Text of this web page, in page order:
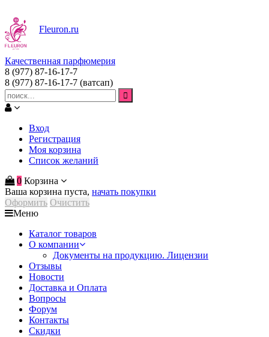
Fleuron.ru
Качественная парфюмерия
8 (977) 87-16-17-7
8 (977) 87-16-17-7 (ватсап)
Вход
Регистрация
Моя корзина
Список желаний
0 Корзина
Ваша корзина пуста, начать покупки
Оформить Очистить
Меню
Каталог товаров
О компании
Документы на продукцию. Лицензии
Отзывы
Новости
Доставка и Оплата
Вопросы
Форум
Контакты
Скидки